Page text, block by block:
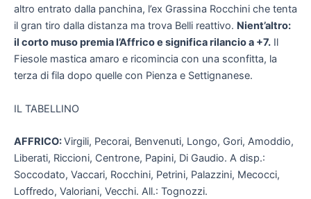
altro entrato dalla panchina, l’ex Grassina Rocchini che tenta
il gran tiro dalla distanza ma trova Belli reattivo. Nient’altro:
il corto muso premia l’Affrico e significa rilancio a +7. Il
Fiesole mastica amaro e ricomincia con una sconfitta, la
terza di fila dopo quelle con Pienza e Settignanese.
IL TABELLINO
AFFRICO:Virgili, Pecorai, Benvenuti, Longo, Gori, Amoddio,
Liberati, Riccioni, Centrone, Papini, Di Gaudio. A disp.:
Soccodato, Vaccari, Rocchini, Petrini, Palazzini, Mecocci,
Loffredo, Valoriani, Vecchi. All.: Tognozzi.